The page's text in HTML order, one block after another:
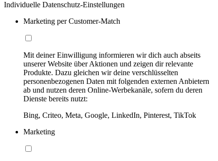
Individuelle Datenschutz-Einstellungen
Marketing per Customer-Match
Mit deiner Einwilligung informieren wir dich auch abseits
unserer Website über Aktionen und zeigen dir relevante
Produkte. Dazu gleichen wir deine verschlüsselten
personenbezogenen Daten mit folgenden externen Anbietern
ab und nutzen deren Online-Werbekanäle, sofern du deren
Dienste bereits nutzt:
Bing, Criteo, Meta, Google, LinkedIn, Pinterest, TikTok
Marketing